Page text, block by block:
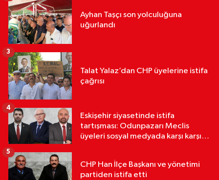
Ayhan Taşçı son yolculuğuna
uğurlandı
Talat Yalaz’dan CHP üyelerine istifa
çağrısı
3
Eskişehir siyasetinde istifa
tartışması: Odunpazarı Meclis
üyeleri sosyal medyada karşı karşıya
4
CHP Han İlçe Başkanı ve yönetimi
partiden istifa etti
5